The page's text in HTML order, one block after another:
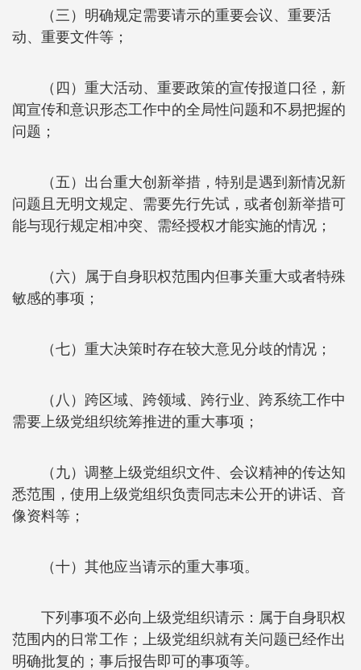
（三）明确规定需要请示的重要会议、重要活
动、重要文件等；
（四）重大活动、重要政策的宣传报道口径，新
闻宣传和意识形态工作中的全局性问题和不易把握的
问题；
（五）出台重大创新举措，特别是遇到新情况新
问题且无明文规定、需要先行先试，或者创新举措可
能与现行规定相冲突、需经授权才能实施的情况；
（六）属于自身职权范围内但事关重大或者特殊
敏感的事项；
（七）重大决策时存在较大意见分歧的情况；
（八）跨区域、跨领域、跨行业、跨系统工作中
需要上级党组织统筹推进的重大事项；
（九）调整上级党组织文件、会议精神的传达知
悉范围，使用上级党组织负责同志未公开的讲话、音
像资料等；
（十）其他应当请示的重大事项。
下列事项不必向上级党组织请示：属于自身职权
范围内的日常工作；上级党组织就有关问题已经作出
明确批复的；事后报告即可的事项等。